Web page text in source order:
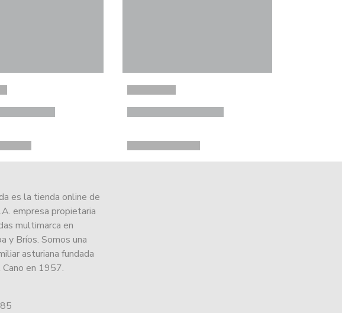
es la tienda online de
empresa propietaria
multimarca en
y Bríos. Somos una
asturiana fundada
en 1957.